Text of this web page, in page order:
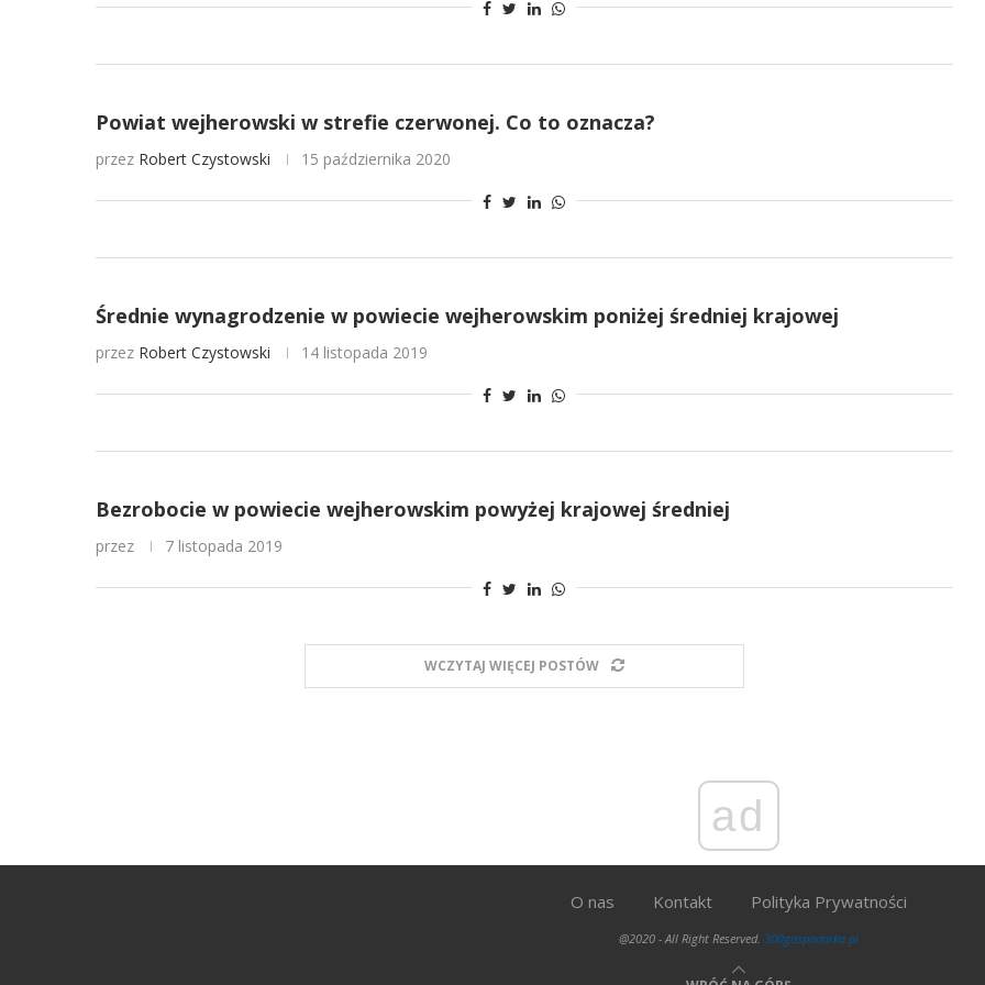
Powiat wejherowski w strefie czerwonej. Co to oznacza?
przez Robert Czystowski 15 października 2020
Średnie wynagrodzenie w powiecie wejherowskim poniżej średniej krajowej
przez Robert Czystowski 14 listopada 2019
Bezrobocie w powiecie wejherowskim powyżej krajowej średniej
przez 7 listopada 2019
WCZYTAJ WIĘCEJ POSTÓW
ad
O nas Kontakt Polityka Prywatności
@2020 - All Right Reserved. 300gospodarka.pl